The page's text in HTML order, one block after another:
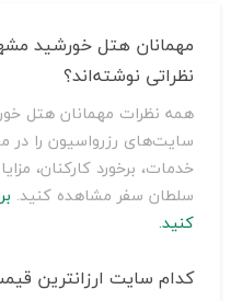
مهمانان هتل خورشید
نظراتی نوشته‌اند؟
همه نظرات مهمانان هتل
سایت‌های رزرواسیون را در
خدمات، برخورد کارکنان،
سلطان سفر مشاهده کنید.
کنید.
کدام سایت ارزانترین